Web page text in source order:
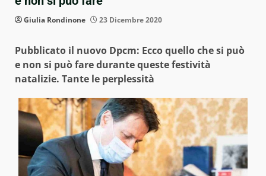
Giulia Rondinone 23 Dicembre 2020
Pubblicato il nuovo Dpcm: Ecco quello che si può
e non si può fare durante queste festività
natalizie. Tante le perplessità